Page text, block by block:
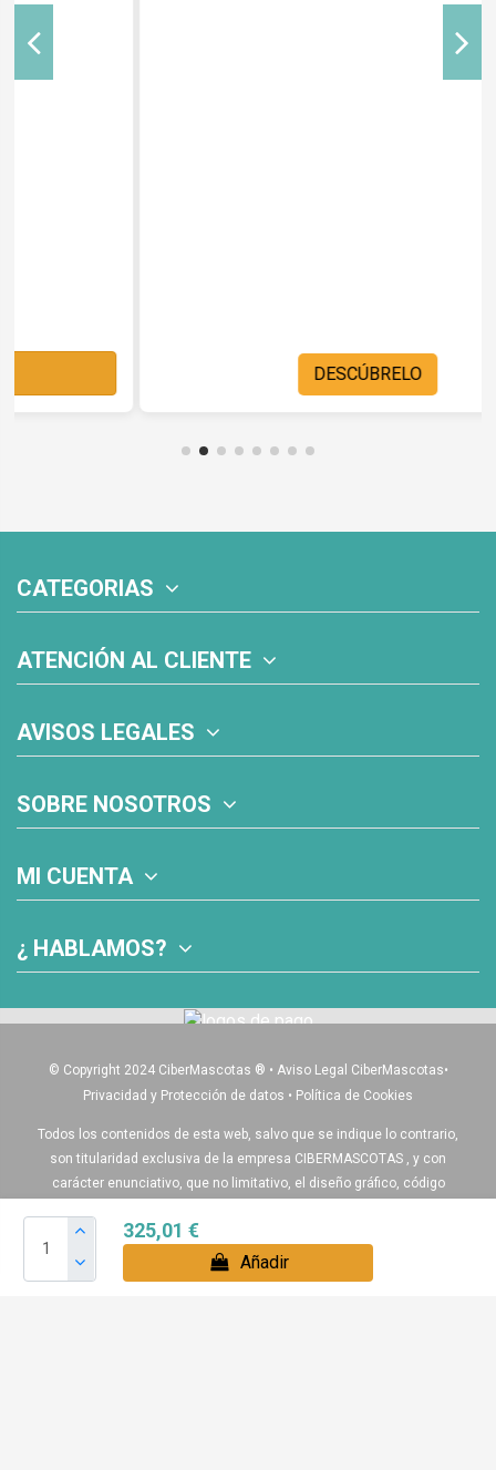
325,01 €
Añadir
CATEGORIAS
ATENCIÓN AL CLIENTE
AVISOS LEGALES
SOBRE NOSOTROS
MI CUENTA
¿ HABLAMOS?
© Copyright 2024 CiberMascotas ® • Aviso Legal CiberMascotas•
Privacidad y Protección de datos • Política de Cookies
Todos los contenidos de esta web, salvo que se indique lo contrario,
son titularidad exclusiva de la empresa CIBERMASCOTAS , y con
carácter enunciativo, que no limitativo, el diseño gráfico, código
que aparecen en esta web.
Igualmente algunos de nuestros productos pueden diferir del